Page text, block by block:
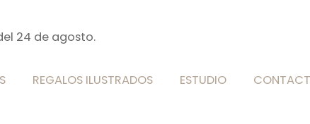
24 de agosto.
REGALOS ILUSTRADOS ESTUDIO